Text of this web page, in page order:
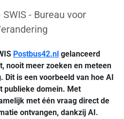
SWIS - Bureau voor
Postbus42.nl gelanceerd
nooit meer zoeken en meteen
Dit is een voorbeeld van hoe AI
publieke domein. Met
met één vraag direct de
ontvangen, dankzij AI.